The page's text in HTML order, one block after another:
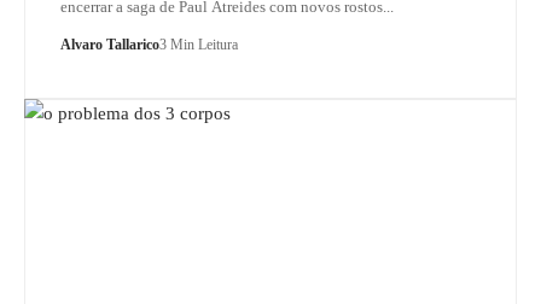
encerrar a saga de Paul Atreides com novos rostos...
Alvaro Tallarico3 Min Leitura